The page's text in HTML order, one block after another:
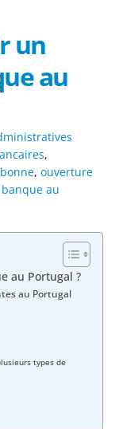
un
au
,
, ouverture
au
au Portugal ?
au Portugal
types de